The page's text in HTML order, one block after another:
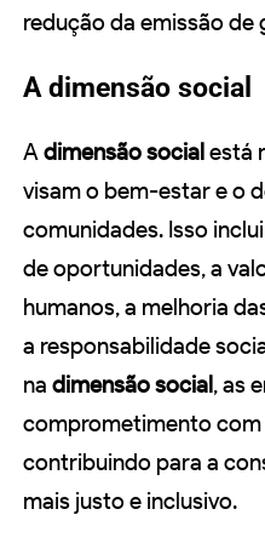
redução da emissão
A dimensão social
Adimensão socialestá
visam o bem-estar e o
comunidades. Isso
de oportunidades, a
humanos, a melhoria
a responsabilidade
na dimensão social, as
comprometimento com
contribuindo para a
mais justo e inclusivo.